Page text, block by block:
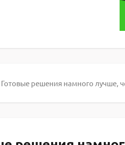
Готовые решения намного лучше,